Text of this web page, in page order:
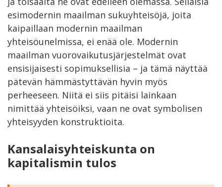
esimodernin maailman sukuyhteisöjä, joita
kaipaillaan modernin maailman
yhteisöunelmissa, ei enää ole. Modernin
maailman vuorovaikutusjärjestelmät ovat
ensisijaisesti sopimuksellisia – ja tämä näyttää
pätevän hämmästyttävän hyvin myös
perheeseen. Niitä ei siis pitäisi lainkaan
nimittää yhteisöiksi, vaan ne ovat symbolisen
yhteisyyden konstruktioita.
Kansalaisyhteiskunta on
kapitalismin tulos